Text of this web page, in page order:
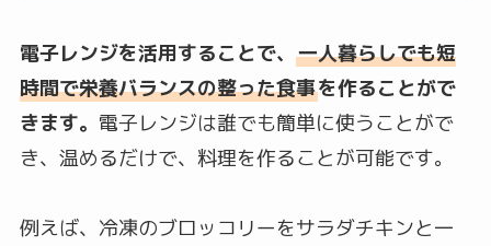
電子レンジを活用することで、 一人暮らしでも短
時間で栄養バランスの整った食事を作ることがで
きます。 電子レンジは誰でも簡単に使うことがで
き、温めるだけで、料理を作ることが可能です。
例えば、冷凍のブロッコリーをサラダチキンと一